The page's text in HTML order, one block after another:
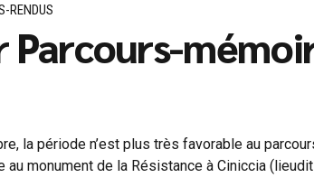
RENDUS
Parcours-
la période n’est plus très favorable au
monument de la Résistance à Ciniccia